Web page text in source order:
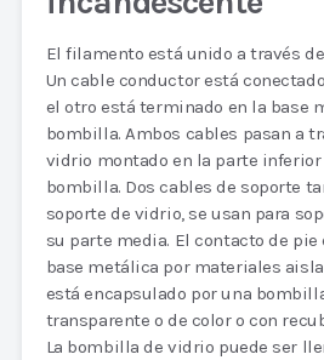
El filamento está unido a través
Un cable conductor está
el otro está terminado en la base
bombilla. Ambos cables pasan a
vidrio montado en la parte
bombilla. Dos cables de soporte
soporte de vidrio, se usan para
su parte media. El contacto de pie
base metálica por materiales
está encapsulado por una
transparente o de color o con
La bombilla de vidrio puede ser